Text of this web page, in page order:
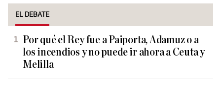
EL DEBATE
Por qué el Rey fue a Paiporta, Adamuz o a
los incendios y no puede ir ahora a Ceuta y
Melilla